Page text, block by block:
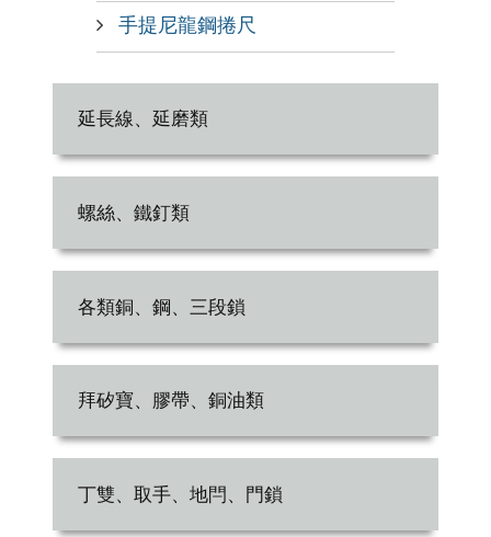
手提尼龍鋼捲尺
延長線、延磨類
螺絲、鐵釘類
各類銅、鋼、三段鎖
拜矽寶、膠帶、銅油類
丁雙、取手、地閂、門鎖